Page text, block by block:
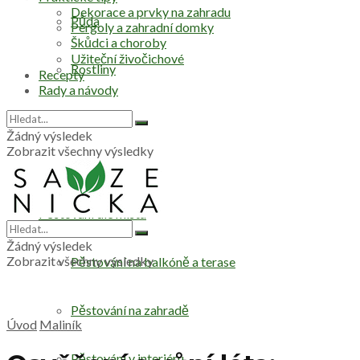
Půda
Rostliny
Zelenina
Pěstování dle místa
Pěstování na balkóně a terase
Pěstování na zahradě
Dekorace a prvky na zahradu
Pergoly a zahradní domky
Škůdci a choroby
Užiteční živočichové
Recepty
Rady a návody
Žádný výsledek
Zobrazit všechny výsledky
Žádný výsledek
Zobrazit všechny výsledky
Úvod Maliník